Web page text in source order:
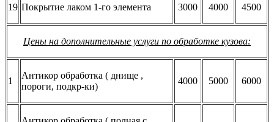
19 Покрытие лаком 1-го элемента 3000 4000 4500
Цены на дополнительные услуги по обработке кузова:
1
Антикор обработка ( днище ,
пороги, подкр-ки)
4000 5000 6000